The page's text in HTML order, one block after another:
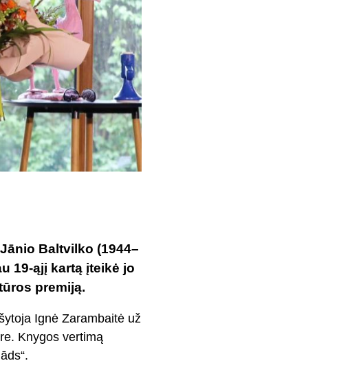
Baltvilko (1944–
19-ąjį kartą įteikė jo
premiją.
Ignė Zarambaitė už
Knygos vertimą